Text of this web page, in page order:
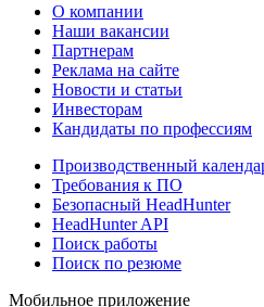
О компании
Наши вакансии
Партнерам
Реклама на сайте
Новости и статьи
Инвесторам
Кандидаты по профессиям
Производственный
Требования к ПО
Безопасный HeadHunter
HeadHunter API
Поиск работы
Поиск по резюме
Мобильное приложение